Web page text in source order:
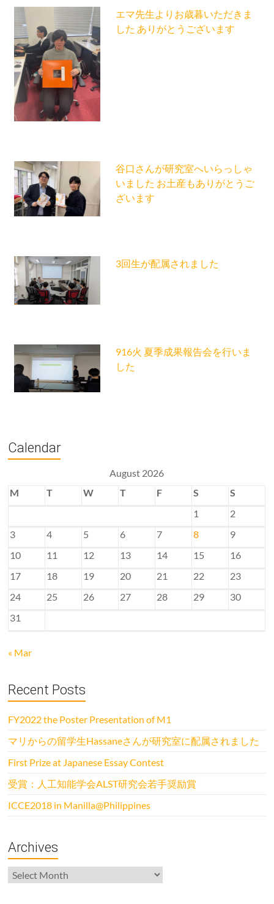
エマ先生よりお歳暮いただきま
した ありがとうございます
谷口さんが研究室へいらっしゃ
いました お土産もありがとうご
ざいます
3回生が配属されました
916火 夏季成果報告会を行いま
した
Calendar
August 2026
M
T W T F S
S
1
2
3
4 5 6 7 8
9
10
11 12 13 14 15
16
17
18 19 20 21 22
23
24
25 26 27 28 29
30
31
« Mar
Recent Posts
FY2022 the Poster Presentation of M1
マリからの留学生Hassaneさんが研究室に配属されました
First Prize at Japanese Essay Contest
受賞：人工知能学会ALST研究会若手奨励賞
ICCE2018 in Manilla@Philippines
Archives
Archives